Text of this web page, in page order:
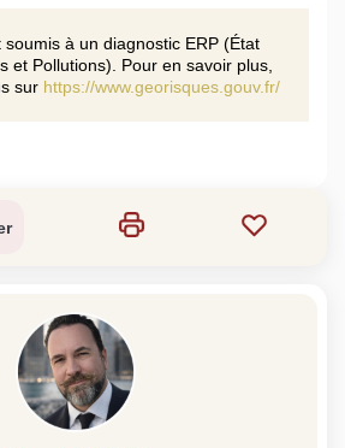
soumis à un diagnostic ERP (État
et Pollutions). Pour en savoir plus,
sur https://www.georisques.gouv.fr/